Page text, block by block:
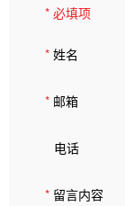
* 必填项
* 姓名
* 邮箱
电话
* 留言内容